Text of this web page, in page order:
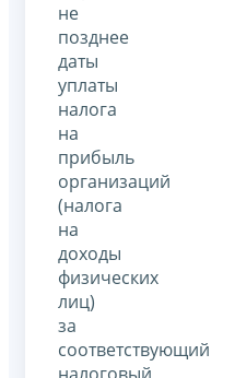
не
позднее
даты
уплаты
налога
на
прибыль
организаций
(налога
на
доходы
физических
лиц)
за
соответствующий